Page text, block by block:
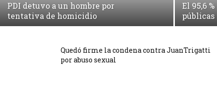
PDI detuvo a un hombre por
tentativa de homicidio
El 95,6
públicas
Quedó firme la condena contra JuanTrigatti
por abuso sexual